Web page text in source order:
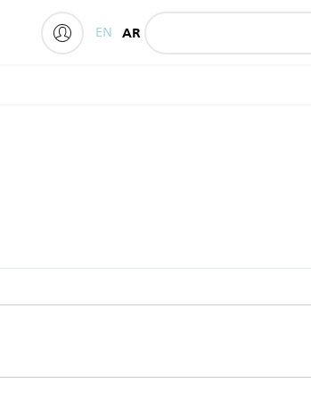
AR
EN